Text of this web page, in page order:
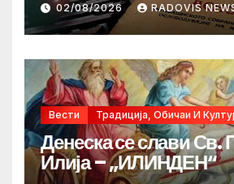
02/08/2026 RADOVIS
Вести Традиција, Обичаи И
Денеска се слави Св.
Илија – „ИЛИНДЕН“